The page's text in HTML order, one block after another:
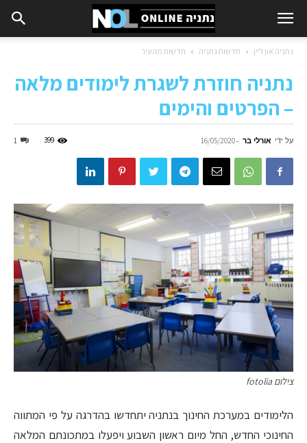
נתניה און ליין חדשות נתניה חדשות מהעיר
נתניה חוזרת לשגרת לימודים מלאה
– הפרטים והימים
על ידי אורלי בר -
16/05/2020
1 399
צילום fotolia
הלימודים במערכת החינוך בנתניה יתחדשו בהדרגה על פי המתווה
החינוכי החדש, החל מיום ראשון השבוע ויפעלו במתכונתם המלאה